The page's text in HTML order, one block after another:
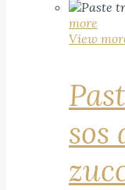
more
View
sos